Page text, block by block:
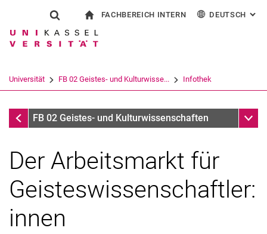
Springe direkt zu: Inhalt
Springe direkt zu: Suche
Springe direkt zu:
Suchformular
Suchbegriff
Suchen (öffnet externen Link in einem
FACHBEREICH INTERN DEUTSCH :
Universität FB 02 Geistes- und Kulturwisse... Infothek
InfothekFB 02 Geistes- und Kulturwissenschaften
Der Arbeitsmarkt für
Geisteswissenschaftler:
innen